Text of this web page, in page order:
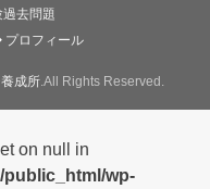
去問題
プロフィール
成所.All Rights Reserved.
on null in
public_html/wp-